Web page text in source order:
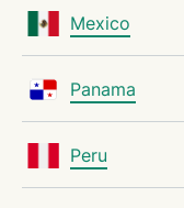
Mexico
Panama
Peru